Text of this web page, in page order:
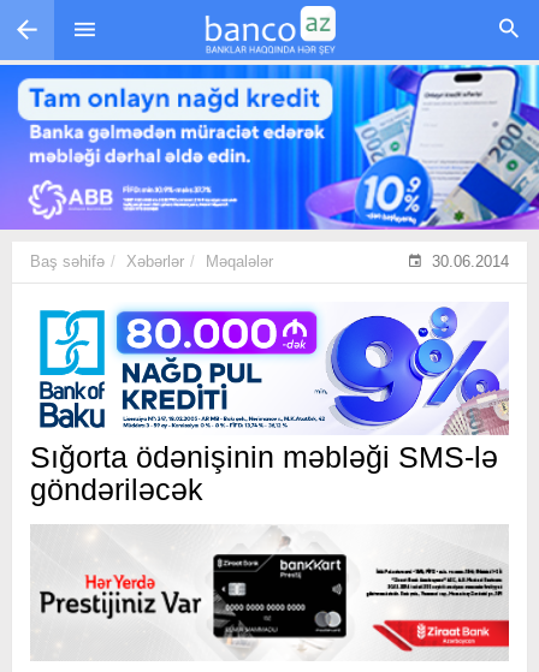
Skip to main content
Baş səhifə Xəbərlər Məqalələr 30.06.2014
Sığorta ödənişinin məbləği SMS-lə
göndəriləcək